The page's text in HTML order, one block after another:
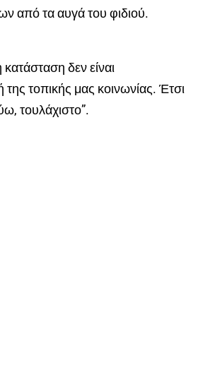
από τα αυγά του φιδιού.
δεν είναι
της τοπικής μας κοινωνίας. Έτσι
τουλάχιστο”.